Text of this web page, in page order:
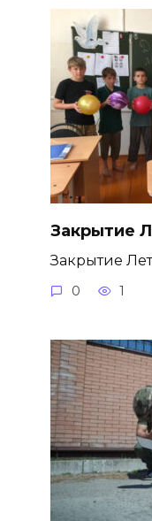
Закрытие
Закрытие
0 1